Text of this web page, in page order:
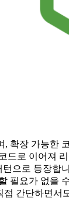
확장 가능한
드로 이어져
으로 등장합
필요가 없을
접 간단하면